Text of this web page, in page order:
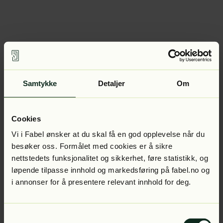
Samtykke Detaljer Om
Cookies
Vi i Fabel ønsker at du skal få en god opplevelse når du
besøker oss. Formålet med cookies er å sikre
nettstedets funksjonalitet og sikkerhet, føre statistikk, og
løpende tilpasse innhold og markedsføring på fabel.no og
i annonser for å presentere relevant innhold for deg.